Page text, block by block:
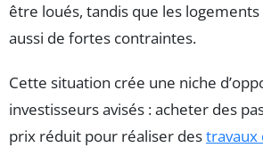
être loués, tandis que les logements
aussi de fortes contraintes.
Cette situation crée une niche
investisseurs avisés : acheter des
prix réduit pour réaliser destravaux